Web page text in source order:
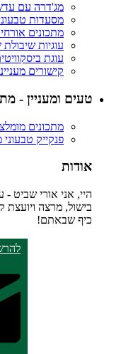
מג'דרה עם
מסעדות
מתכונים
עוגיות
עוגת
קישורים
טעים ומעניין -
מתכונים
פנקייק
אודות
היי, אני אורי שביט
בישול, מרצה ויועצת
כיף שבאתם!